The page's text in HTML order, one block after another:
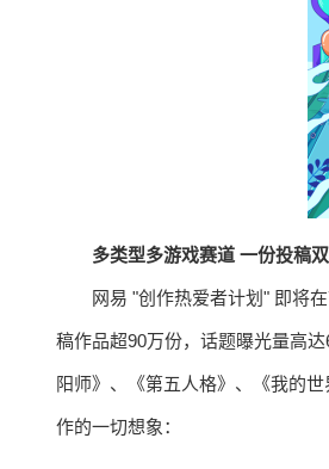
多类型多游戏赛道 一份投稿
网易 "创作热爱者计划" 即将
稿作品超90万份，话题曝光量高
阳师》、《第五人格》、《我的
作的一切想象：